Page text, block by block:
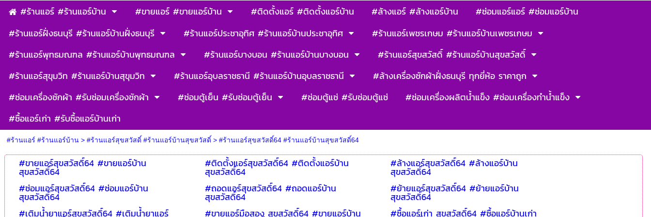
#ร้านแอร์ #ร้านแอร์บ้าน #ขายแอร์ #ขายแอร์บ้าน #ติดตั้งแอร์ #ติดตั้งแอร์บ้าน #ล้างแอร์ #ล้างแอร์บ้าน
#ซ่อมแอร์แอร์ #ซ่อมแอร์บ้าน
#ร้านแอร์ฝั่งธนบุรี #ร้านแอร์บ้านฝั่งธนบุรี
#ร้านแอร์ประชาอุทิศ #ร้านแอร์บ้านประชาอุทิศ
#ร้านแอร์เพชรเกษม #ร้านแอร์บ้านเพชรเกษม
#ร้านแอร์พุทธมณฑล #ร้านแอร์บ้านพุทธมณฑล
#ร้านแอร์บางบอน #ร้านแอร์บ้านบางบอน
#ร้านแอร์สุขสวัสดิ์ #ร้านแอร์บ้านสุขสวัสดิ์
#ร้านแอร์สุขุมวิท #ร้านแอร์บ้านสุขุมวิท
#ร้านแอร์อุบลราชธานี #ร้านแอร์บ้านอุบลราชธานี
#ล้างเครื่องซักผ้าฝั่งธนบุรี ทุกยี่ห้อ ราคาถูก
#ซ่อมเครื่องซักผ้า #รับซ่อมเครื่องซักผ้า
#ซ่อมตู้เย็น #รับซ่อมตู้เย็น #ซ่อมตู้แซ่ #รับซ่อมตู้แซ่
#ซ่อมเครื่องผลิตน้ำแข็ง #ซ่อมเครื่องทำน้ำแข็ง
#ซื้อแอร์เก่า #รับซื้อแอร์บ้านเก่า
#ร้านแอร์ #ร้านแอร์บ้าน> #ร้านแอร์สุขสวัสดิ์ #ร้านแอร์บ้านสุขสวัสดิ์ > #ร้านแอร์สุขสวัสดิ์64 #ร้านแอร์บ้านสุขสวัสดิ์64
#ขายแอร์สุขสวัสดิ์64 #ขายแอร์บ้าน
สุขสวัสดิ์64
#ติดตั้งแอร์สุขสวัสดิ์64 #ติดตั้งแอร์บ้าน
สุขสวัสดิ์64
#ล้างแอร์สุขสวัสดิ์64 #ล้างแอร์บ้าน
สุขสวัสดิ์64
#ซ่อมแอร์สุขสวัสดิ์64 #ซ่อมแอร์บ้าน
สุขสวัสดิ์64
#ถอดแอร์สุขสวัสดิ์64 #ถอดแอร์บ้าน
สุขสวัสดิ์64
#ย้ายแอร์สุขสวัสดิ์64 #ย้ายแอร์บ้าน
สุขสวัสดิ์64
#เติมน้ำยาแอร์สุขสวัสดิ์64 #เติมน้ำยาแอร์
#ขายแอร์มือสอง สุขสวัสดิ์64 #ขายแอร์บ้าน #ซื้อแอร์เก่า สุขสวัสดิ์64 #ซื้อแอร์บ้านเก่า